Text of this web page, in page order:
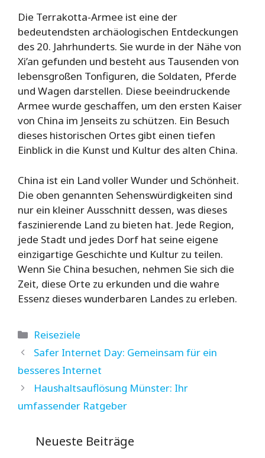
Die Terrakotta-Armee ist eine der
bedeutendsten archäologischen Entdeckungen
des 20. Jahrhunderts. Sie wurde in der Nähe von
Xi’an gefunden und besteht aus Tausenden von
lebensgroßen Tonfiguren, die Soldaten, Pferde
und Wagen darstellen. Diese beeindruckende
Armee wurde geschaffen, um den ersten Kaiser
von China im Jenseits zu schützen. Ein Besuch
dieses historischen Ortes gibt einen tiefen
Einblick in die Kunst und Kultur des alten China.
China ist ein Land voller Wunder und Schönheit.
Die oben genannten Sehenswürdigkeiten sind
nur ein kleiner Ausschnitt dessen, was dieses
faszinierende Land zu bieten hat. Jede Region,
jede Stadt und jedes Dorf hat seine eigene
einzigartige Geschichte und Kultur zu teilen.
Wenn Sie China besuchen, nehmen Sie sich die
Zeit, diese Orte zu erkunden und die wahre
Essenz dieses wunderbaren Landes zu erleben.
Kategorien
Reiseziele
Safer Internet Day: Gemeinsam für ein
besseres Internet
Haushaltsauflösung Münster: Ihr
umfassender Ratgeber
Neueste Beiträge